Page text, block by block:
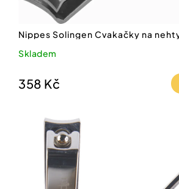
Nippes Solingen Cvakačky na
Skladem
358 Kč